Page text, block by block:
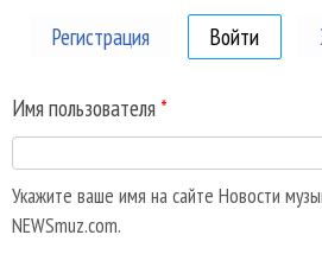
Регистрация Войти
Имя пользователя *
Укажите ваше имя на сайте Новости
NEWSmuz.com.